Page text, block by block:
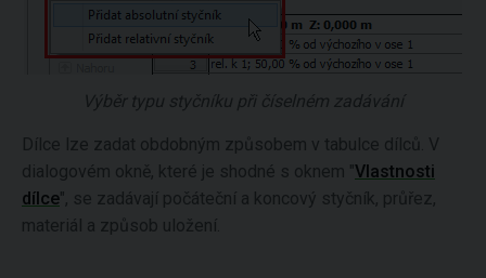
Výběr typu styčníku při číselném zadávání
Dílce lze zadat obdobným způsobem v tabulce dílců. V
dialogovém okně, které je shodné s oknem "Vlastnosti
dílce", se zadávají počáteční a koncový styčník, průřez,
materiál a způsob uložení.